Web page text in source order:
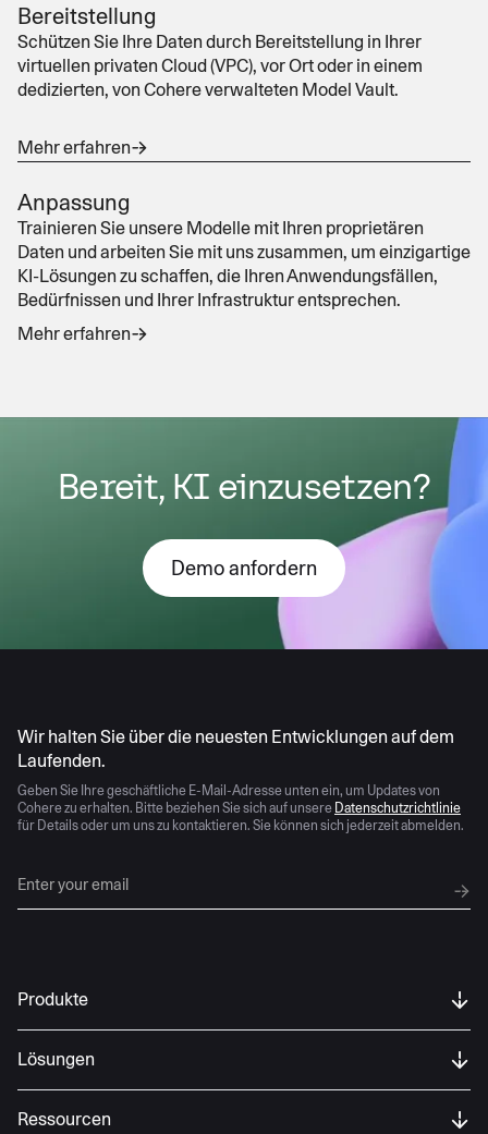
Bereitstellung
Schützen Sie Ihre Daten durch Bereitstellung in Ihrer
virtuellen privaten Cloud (VPC), vor Ort oder in einem
dedizierten, von Cohere verwalteten Model Vault.
Mehr erfahren
Anpassung
Trainieren Sie unsere Modelle mit Ihren proprietären
Daten und arbeiten Sie mit uns zusammen, um einzigartige
KI-Lösungen zu schaffen, die Ihren Anwendungsfällen,
Bedürfnissen und Ihrer Infrastruktur entsprechen.
Mehr erfahren
Bereit, KI einzusetzen?
Demo anfordern
Wir halten Sie über die neuesten Entwicklungen auf dem
Laufenden.
Geben Sie Ihre geschäftliche E-Mail-Adresse unten ein, um Updates von
Cohere zu erhalten. Bitte beziehen Sie sich auf unsere Datenschutzrichtlinie
für Details oder um uns zu kontaktieren. Sie können sich jederzeit abmelden.
Produkte
Lösungen
Ressourcen